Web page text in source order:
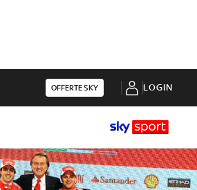
OFFERTE SKY LOGIN